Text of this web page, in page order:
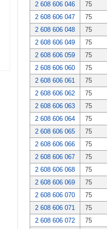
2 608 606 046
75
2 608 606 047
75
2 608 606 048
75
2 608 606 049
75
2 608 606 059
75
2 608 606 060
75
2 608 606 061
75
2 608 606 062
75
2 608 606 063
75
2 608 606 064
75
2 608 606 065
75
2 608 606 066
75
2 608 606 067
75
2 608 606 068
75
2 608 606 069
75
2 608 606 070
75
2 608 606 071
75
2 608 606 072
75